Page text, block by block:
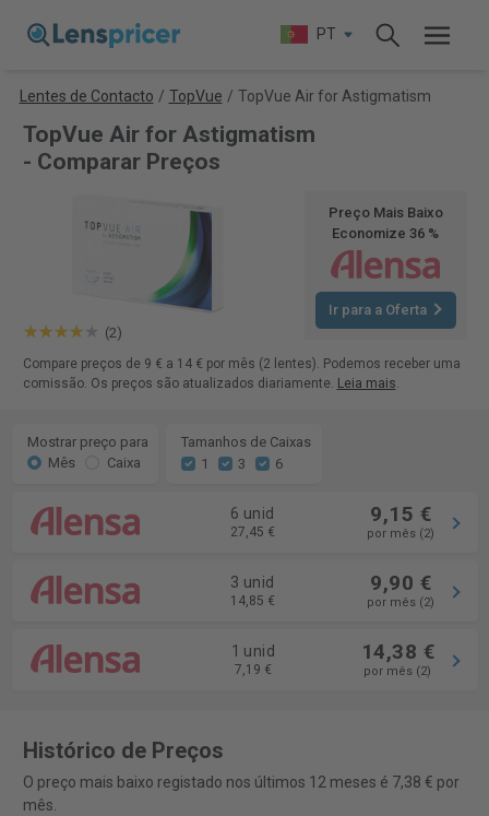
PT
Lentes de Contacto / TopVue / TopVue Air for Astigmatism
TopVue Air for Astigmatism
- Comparar Preços
(2)
Preço Mais Baixo
Economize 36 %
Ir para a Oferta
Compare preços de 9 € a 14 € por mês (2 lentes). Podemos receber uma
comissão. Os preços são atualizados diariamente. Leia mais.
Mostrar preço para
Mês
Caixa
Tamanhos de Caixas
1
3 6
6 unid
27,45 €
9,15 €
por mês (2)
3 unid
14,85 €
9,90 €
por mês (2)
1 unid
7,19 €
14,38 €
por mês (2)
Histórico de Preços
O preço mais baixo registado nos últimos 12 meses é 7,38 € por
mês.